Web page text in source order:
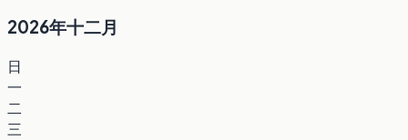
2026年十二月
日
一
二
三